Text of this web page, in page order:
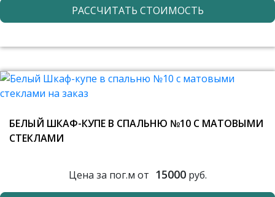
РАССЧИТАТЬ СТОИМОСТЬ
БЕЛЫЙ ШКАФ-КУПЕ В СПАЛЬНЮ №10 С МАТОВЫМИ
СТЕКЛАМИ
Цена за пог.м от 15000руб.